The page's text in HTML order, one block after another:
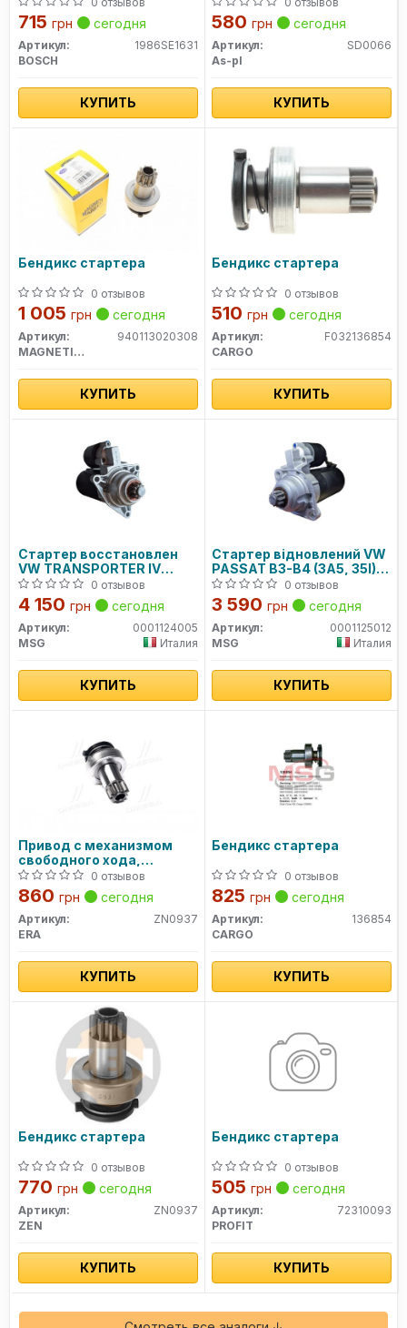
715 грн сегодня
Артикул:
1986SE1631
BOSCH
КУПИТЬ
580 грн сегодня
Артикул:
SD0066
As-pl
КУПИТЬ
Бендикс стартера
0 отзывов
1 005 грн сегодня
Артикул:
940113020308
MAGNETI MARELLI
КУПИТЬ
Бендикс стартера
0 отзывов
510 грн сегодня
Артикул:
F032136854
CARGO
КУПИТЬ
Стартер восстановлен
VW TRANSPORTER IV
(70XA) 90-03; SEAT IBIZA II
(6K1) 93-96
0 отзывов
4 150 грн сегодня
Артикул:
0001124005
MSG
Италия
КУПИТЬ
Стартер відновлений VW
PASSAT B3-B4 (3A5, 35I)
88-97; AUDI A2 (8Z0) 00-
05; SKODA FABIA I (6Y2)
00-08
0 отзывов
3 590 грн сегодня
Артикул:
0001125012
MSG
Италия
КУПИТЬ
Привод с механизмом
свободного хода,
стартер (пр-во ZEN)
0 отзывов
860 грн сегодня
Артикул:
ZN0937
ERA
КУПИТЬ
Бендикс стартера
0 отзывов
825 грн сегодня
Артикул:
136854
CARGO
КУПИТЬ
Бендикс стартера
0 отзывов
770 грн сегодня
Артикул:
ZN0937
ZEN
КУПИТЬ
Бендикс стартера
0 отзывов
505 грн сегодня
Артикул:
72310093
PROFIT
КУПИТЬ